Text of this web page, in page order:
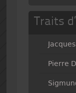
Traits
Jacques
Pierre